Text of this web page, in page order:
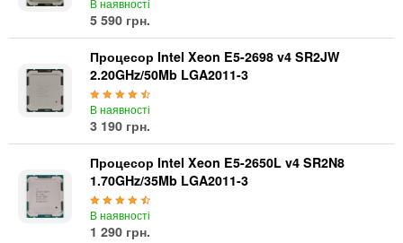
В наявності
5 590 грн.
Процесор Intel Xeon E5-2698 v4 SR2JW
2.20GHz/50Mb LGA2011-3
В наявності
3 190 грн.
Процесор Intel Xeon E5-2650L v4 SR2N8
1.70GHz/35Mb LGA2011-3
В наявності
1 290 грн.